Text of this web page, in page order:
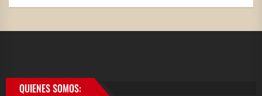
QUIENES SOMOS: